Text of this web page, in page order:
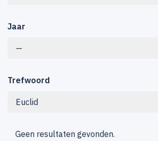
Jaar
—
Trefwoord
Euclid
Geen resultaten gevonden.